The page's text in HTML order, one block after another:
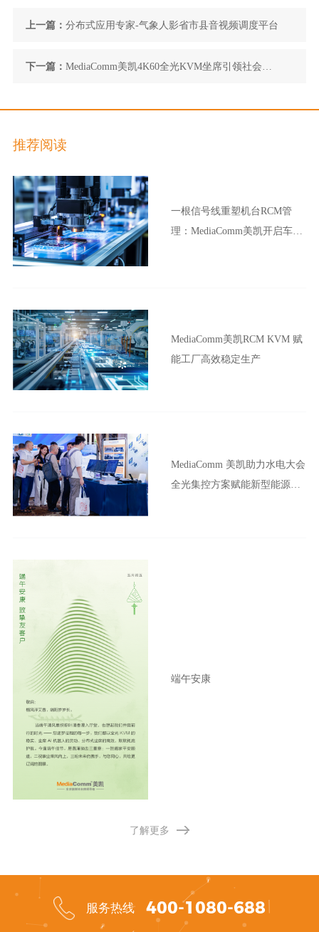
上一篇： 分布式应用专家-气象人影省市县音视频调度平台
下一篇： MediaComm美凯4K60全光KVM坐席引领社会指
推荐阅读
一根信号线重塑机台RCM管
理：MediaComm美凯开启车企
MediaComm美凯RCM KVM 赋
能工厂高效稳定生产
MediaComm 美凯助力水电大会
全光集控方案赋能新型能源体
端午安康
了解更多
服务热线 400-1080-688